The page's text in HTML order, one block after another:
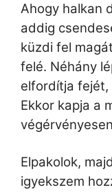
Ahogy halkan
addig
küzdi fel
felé. Néhány
elfordítja fejét,
Ekkor kapja a
Elpakolok,
igyekszem